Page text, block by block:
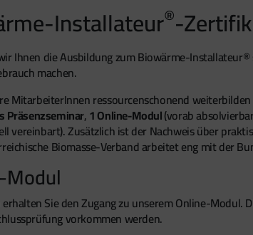
Installateur®-
Ihnen die Ausbildung zum Biowärme-
machen.
MitarbeiterInnen ressourcenschonend
Präsenzseminar,1 Online-Modul(vorab
vereinbart). Zusätzlich ist der Nachweis über
Biomasse-Verband arbeitet eng mit der
Modul
Sie den Zugang zu unserem Online-Modul.
vorkommen werden.